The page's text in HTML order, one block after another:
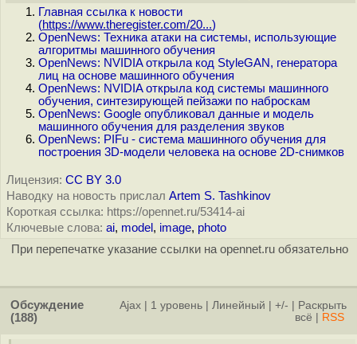
Главная ссылка к новости
(https://www.theregister.com/20...)
OpenNews: Техника атаки на системы, использующие
алгоритмы машинного обучения
OpenNews: NVIDIA открыла код StyleGAN, генератора
лиц на основе машинного обучения
OpenNews: NVIDIA открыла код системы машинного
обучения, синтезирующей пейзажи по наброскам
OpenNews: Google опубликовал данные и модель
машинного обучения для разделения звуков
OpenNews: PIFu - система машинного обучения для
построения 3D-модели человека на основе 2D-снимков
Лицензия: CC BY 3.0
Наводку на новость прислал Artem S. Tashkinov
Короткая ссылка: https://opennet.ru/53414-ai
Ключевые слова: ai, model , image, photo
При перепечатке указание ссылки на opennet.ru обязательно
Обсуждение
(188)
Ajax 1 уровень Линейный +/-
Раскрыть
всё
RSS